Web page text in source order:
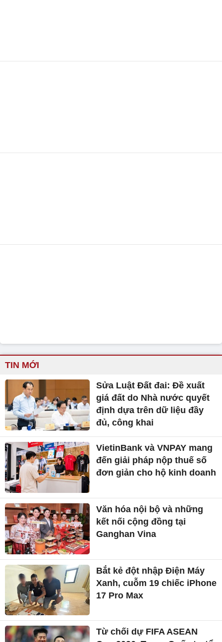
TIN MỚI
Sửa Luật Đất đai: Đề xuất
giá đất do Nhà nước quyết
định dựa trên dữ liệu đầy
đủ, công khai
VietinBank và VNPAY mang
đến giải pháp nộp thuế số
đơn giản cho hộ kinh doanh
Văn hóa nội bộ và những
kết nối cộng đồng tại
Ganghan Vina
Bắt kẻ đột nhập Điện Máy
Xanh, cuỗm 19 chiếc iPhone
17 Pro Max
Từ chối dự FIFA ASEAN